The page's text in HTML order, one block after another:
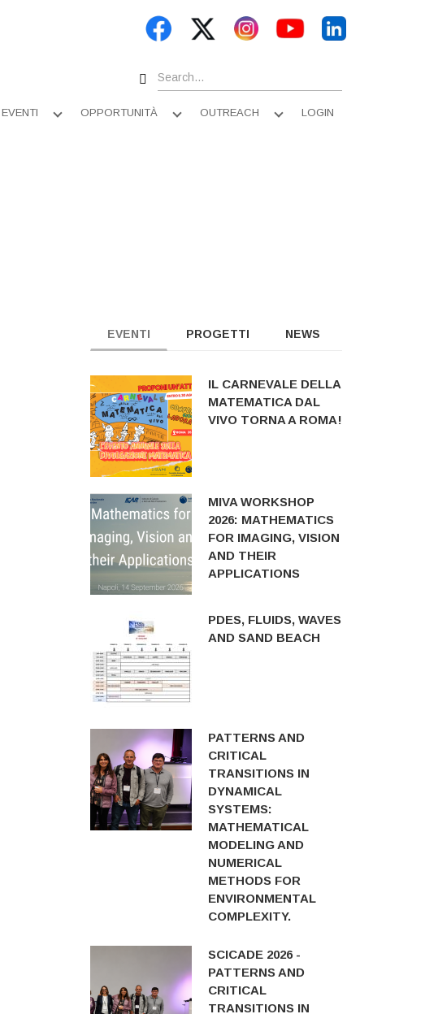
Search
EVENTI
Apri
OPPORTUNITÀ
Apri
OUTREACH
Apri
LOGIN
EVENTI PROGETTI NEWS
IL CARNEVALE DELLA
MATEMATICA DAL
VIVO TORNA A ROMA!
MIVA WORKSHOP
2026: MATHEMATICS
FOR IMAGING, VISION
AND THEIR
APPLICATIONS
PDES, FLUIDS, WAVES
AND SAND BEACH
PATTERNS AND
CRITICAL
TRANSITIONS IN
DYNAMICAL
SYSTEMS:
MATHEMATICAL
MODELING AND
NUMERICAL
METHODS FOR
ENVIRONMENTAL
COMPLEXITY.
SCICADE 2026 -
PATTERNS AND
CRITICAL
TRANSITIONS IN